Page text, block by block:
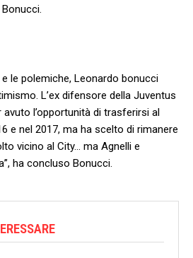
le polemiche, Leonardo bonucci
L’ex‌ difensore della⁢ Juventus
l’opportunità di ‌trasferirsi al
e nel 2017, ma ha scelto di ​rimanere
vicino al City…‍ ma Agnelli e
ha concluso Bonucci.